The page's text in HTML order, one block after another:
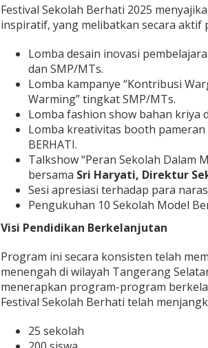
Festival Sekolah Berhati 2025
inspiratif, yang melibatkan secara aktif
Lomba desain inovasi
dan SMP/MTs.
Lomba kampanye “Kontribusi
Warming” tingkat SMP/MTs.
Lomba fashion show bahan kriya
Lomba kreativitas booth
BERHATI.
Talkshow “Peran Sekolah Dalam
bersama Sri Haryati, Direktur
Sesi apresiasi terhadap para
Pengukuhan 10 Sekolah Model
Visi Pendidikan Berkelanjutan
Program ini secara konsisten telah
menengah di wilayah Tangerang
menerapkan program-program
Festival Sekolah Berhati telah
25 sekolah